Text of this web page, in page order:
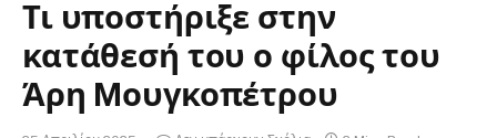
Τι υποστήριξε στην
κατάθεσή του ο φίλος του
Άρη Mουγκοπέτρου